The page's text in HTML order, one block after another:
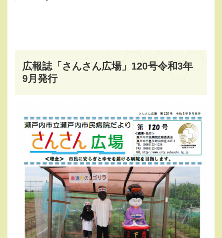
広報誌「さんさん広場」120号令和3年
9月発行